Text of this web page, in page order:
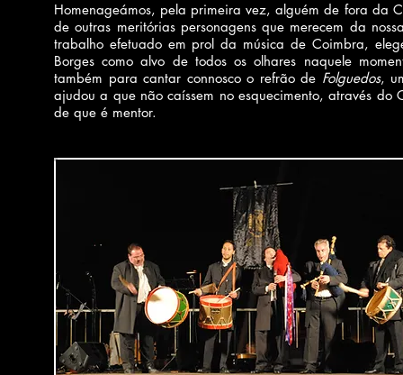
Homenageámos, pela primeira vez, alguém de fora da
de outras meritórias personagens que merecem da
trabalho efetuado em prol da música de Coimbra,
Borges como alvo de todos os olhares naquele
também para cantar connosco o refrão de Folguedos,
ajudou a que não caíssem no esquecimento, através do
de que é mentor.